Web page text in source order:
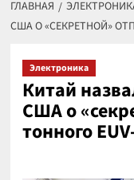
ГЛАВНАЯ
США О «СЕКРЕТНОЙ»
Электроника
Китай
США о
тонного